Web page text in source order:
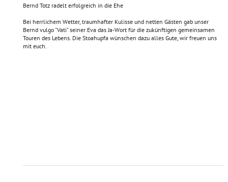
Bernd Totz radelt erfolgreich in die Ehe
Bei herrlichem Wetter, traumhafter Kulisse und netten Gästen gab unser
Bernd vulgo "Vati" seiner Eva das Ja-Wort für die zukünftigen gemeinsamen
Touren des Lebens. Die Stoahupfa wünschen dazu alles Gute, wir freuen uns
mit euch.